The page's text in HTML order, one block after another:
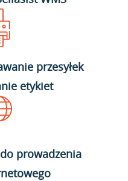
przesyłek
etykiet
prowadzenia